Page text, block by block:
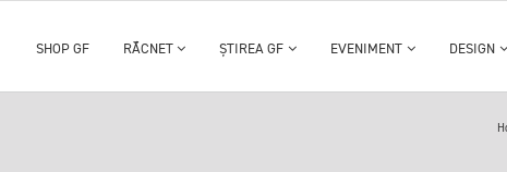
SHOP GF RĂCNET ȘTIREA GF EVENIMENT DESIGN